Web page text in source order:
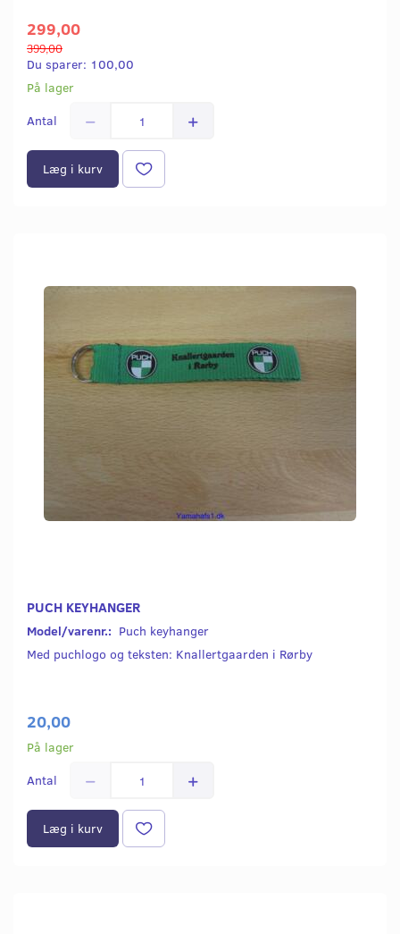
299,00
399,00
Du sparer: 100,00
På lager
Antal
Læg i kurv
PUCH KEYHANGER
Model/varenr.: Puch keyhanger
Med puchlogo og teksten: Knallertgaarden i Rørby
20,00
På lager
Antal
Læg i kurv